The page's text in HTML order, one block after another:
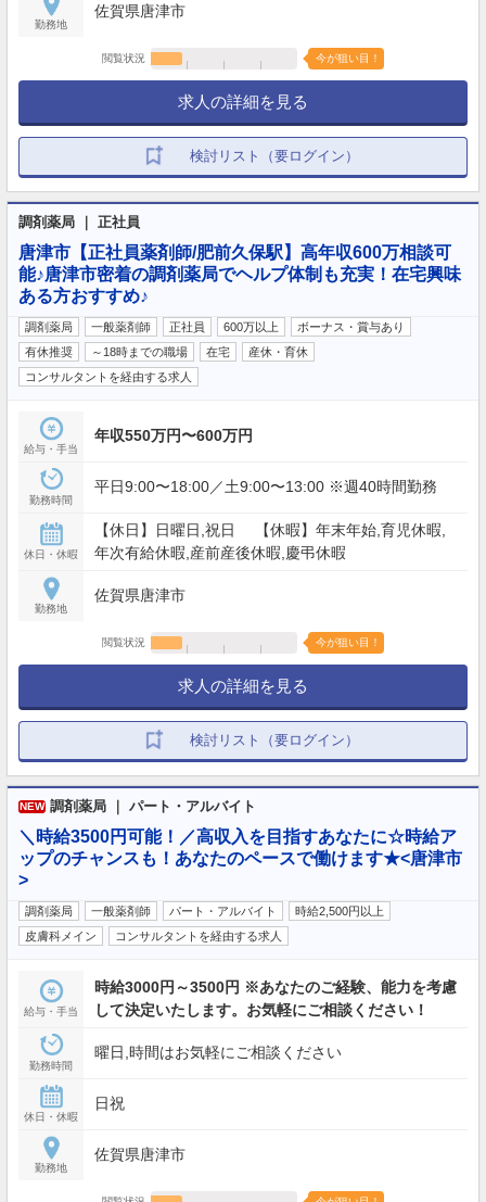
勤務地
佐賀県唐津市
閲覧状況 今が狙い目！
求人の詳細を見る
検討リスト（要ログイン）
調剤薬局 ｜ 正社員
唐津市【正社員薬剤師/肥前久保駅】高年収600万相談可
能♪唐津市密着の調剤薬局でヘルプ体制も充実！在宅興味
ある方おすすめ♪
調剤薬局 一般薬剤師 正社員 600万以上
ボーナス・賞与あり
有休推奨
～18時までの職場 在宅
産休・育休
コンサルタントを経由する求人
給与・手当
年収550万円〜600万円
勤務時間
平日9:00〜18:00／土9:00〜13:00 ※週40時間勤務
休日・休暇
【休日】日曜日,祝日 【休暇】年末年始,育児休暇,
年次有給休暇,産前産後休暇,慶弔休暇
勤務地
佐賀県唐津市
閲覧状況 今が狙い目！
求人の詳細を見る
検討リスト（要ログイン）
NEW 調剤薬局 ｜ パート・アルバイト
＼時給3500円可能！／高収入を目指すあなたに☆時給ア
ップのチャンスも！あなたのペースで働けます★<唐津市
>
調剤薬局 一般薬剤師 パート・アルバイト
時給2,500円以上
皮膚科メイン
コンサルタントを経由する求人
給与・手当
時給3000円～3500円 ※あなたのご経験、能力を考慮
して決定いたします。お気軽にご相談ください！
勤務時間
曜日,時間はお気軽にご相談ください
休日・休暇
日祝
勤務地
佐賀県唐津市